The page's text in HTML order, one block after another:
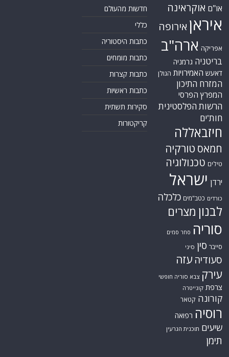
או"ם אוקראינה
איראן אירופה
אפריקה ארה"ב
בריטניה גרמניה
דאעש האמירויות הגולן
המזרח התיכון
המפרץ הפרסי
הרשות הפלסטינית
חות'ים
חיזבאללה
חמאס טורקיה
טילים טכנולוגיה
ירדן ישראל
כורדים כטב"מים כלכלה
לבנון מצרים
סוריה סחר סמים
סייבר סין סיני
סעודיה עזה
עירק צבא סוריה חופשי
צרפת קונייטרה
קורונה קטאר
רוסיה רפואה
שיעים תוכנית הגרעין
תימן
חדשות מהעולם
כללי
כתבות היסטוריה
כתבות מומחים
כתבות קצרות
כתבות ראשיות
סקירות תשתית
קריקטורות